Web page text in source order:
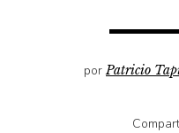
Personajes secundarios
porPatricio